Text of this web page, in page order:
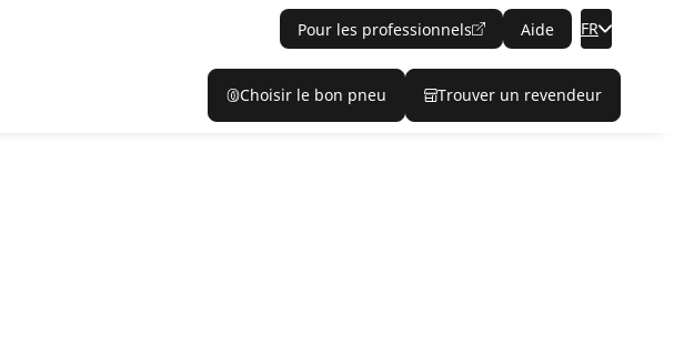
Pour les professionnels Aide FR
Choisir le bon pneu Trouver un revendeur